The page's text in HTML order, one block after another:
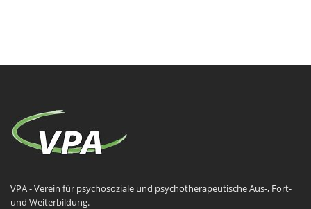
VPA - Verein für psychosoziale und psychotherapeutische Aus-, Fort-
und Weiterbildung.